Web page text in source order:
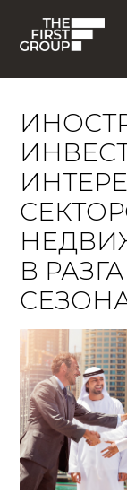
В